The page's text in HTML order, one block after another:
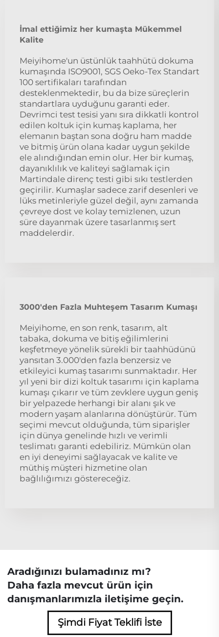
İmal ettiğimiz her kumaşta Mükemmel
Kalite
Meiyihome'un üstünlük taahhütü dokuma
kumaşında ISO9001, SGS Oeko-Tex Standart
100 sertifikaları tarafından
desteklenmektedir, bu da bize süreçlerin
standartlara uyduğunu garanti eder.
Devrimci test tesisi yanı sıra dikkatli kontrol
edilen koltuk için kumaş kaplama, her
elemanın baştan sona doğru ham madde
ve bitmiş ürün olana kadar uygun şekilde
ele alındığından emin olur. Her bir kumaş,
dayanıklılık ve kaliteyi sağlamak için
Martindale direnç testi gibi sıkı testlerden
geçirilir. Kumaşlar sadece zarif desenleri ve
lüks metinleriyle güzel değil, aynı zamanda
çevreye dost ve kolay temizlenen, uzun
süre dayanmak üzere tasarlanmış sert
maddelerdir.
3000'den Fazla Muhteşem Tasarım Kumaşı
Meiyihome, en son renk, tasarım, alt
tabaka, dokuma ve bitiş eğilimlerini
keşfetmeye yönelik sürekli bir taahhüdünü
yansıtan 3.000'den fazla benzersiz ve
etkileyici kumaş tasarımı sunmaktadır. Her
yıl yeni bir dizi koltuk tasarımı için kaplama
kumaşı çıkarır ve tüm zevklere uygun geniş
bir yelpazede herhangi bir alanı şık ve
modern yaşam alanlarına dönüştürür. Tüm
seçimi mevcut olduğunda, tüm siparişler
için dünya genelinde hızlı ve verimli
teslimatı garanti edebiliriz. Mümkün olan
en iyi deneyimi sağlayacak ve kalite ve
müthiş müşteri hizmetine olan
bağlılığımızı göstereceğiz.
Aradığınızı bulamadınız mı?
Daha fazla mevcut ürün için
danışmanlarımızla iletişime geçin.
Şimdi Fiyat Teklifi İste